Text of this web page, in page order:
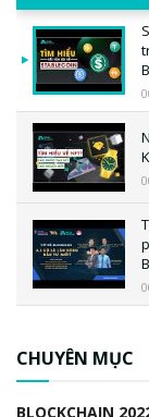
CHUYÊN MỤC
BLOCKCHAIN